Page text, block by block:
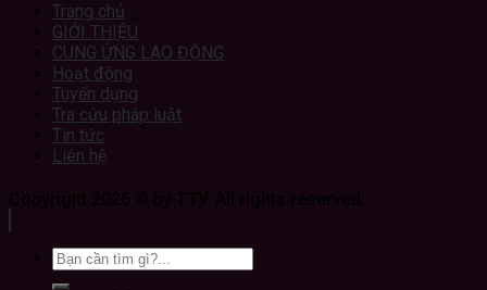
Trang chủ
GIỚI THIỆU
CUNG ỨNG LAO ĐỘNG
Hoạt động
Tuyển dụng
Tra cứu pháp luật
Tin tức
Liên hệ